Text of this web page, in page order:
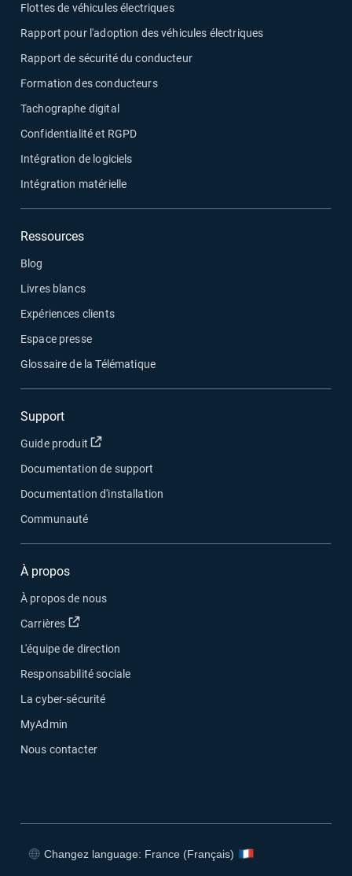
Flottes de véhicules électriques
Rapport pour l'adoption des véhicules électriques
Rapport de sécurité du conducteur
Formation des conducteurs
Tachographe digital
Confidentialité et RGPD
Intégration de logiciels
Intégration matérielle
Ressources
Blog
Livres blancs
Expériences clients
Espace presse
Glossaire de la Télématique
Support
Guide produit Ouvrir dans une nouvelle fenêtre
Documentation de support
Documentation d'installation
Communauté
À propos
À propos de nous
Carrières
Ouvrir dans une nouvelle fenêtre
L'équipe de direction
Responsabilité sociale
La cyber-sécurité
MyAdmin
Nous contacter
Changez language: France (Français)